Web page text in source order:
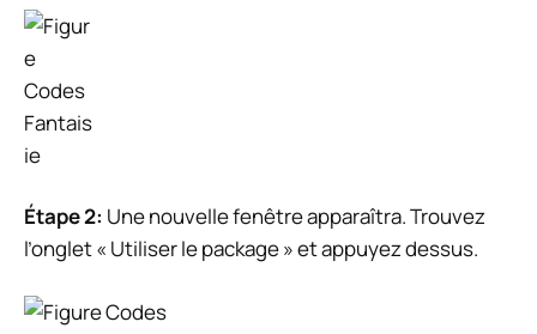
Étape 2: Une nouvelle fenêtre apparaîtra. Trouvez
l’onglet « Utiliser le package » et appuyez dessus.